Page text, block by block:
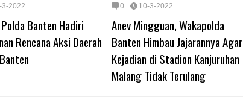
3-2022
Banten Hadiri
Rencana Aksi Daerah
0 10-3-2022
Anev Mingguan, Wakapolda
Banten Himbau Jajarannya Agar
Kejadian di Stadion Kanjuruhan
Malang Tidak Terulang